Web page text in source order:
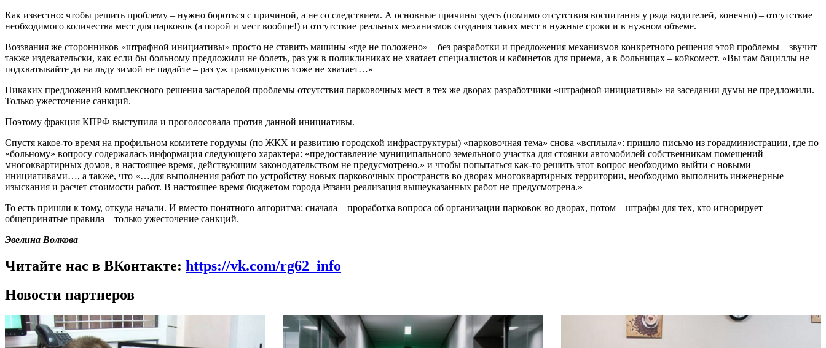
Как известно: чтобы решить проблему – нужно бороться с причиной, а не со следствием. А основные причины здесь (помимо отсутствия воспитания у ряда водителей, конечно) – отсутствие
необходимого количества мест для парковок (а порой и мест вообще!) и отсутствие реальных механизмов создания таких мест в нужные сроки и в нужном объеме.
Воззвания же сторонников «штрафной инициативы» просто не ставить машины «где не положено» – без разработки и предложения механизмов конкретного решения этой проблемы – звучит
также издевательски, как если бы больному предложили не болеть, раз уж в поликлиниках не хватает специалистов и кабинетов для приема, а в больницах – койкомест. «Вы там бациллы не
подхватывайте да на льду зимой не падайте – раз уж травмпунктов тоже не хватает…»
Никаких предложений комплексного решения застарелой проблемы отсутствия парковочных мест в тех же дворах разработчики «штрафной инициативы» на заседании думы не предложили.
Только ужесточение санкций.
Поэтому фракция КПРФ выступила и проголосовала против данной инициативы.
Спустя какое-то время на профильном комитете гордумы (по ЖКХ и развитию городской инфраструктуры) «парковочная тема» снова «всплыла»: пришло письмо из горадминистрации, где по
«больному» вопросу содержалась информация следующего характера: «предоставление муниципального земельного участка для стоянки автомобилей собственникам помещений
многоквартирных домов, в настоящее время, действующим законодательством не предусмотрено.» и чтобы попытаться как-то решить этот вопрос необходимо выйти с новыми
инициативами…, а также, что «…для выполнения работ по устройству новых парковочных пространств во дворах многоквартирных территории, необходимо выполнить инженерные
изыскания и расчет стоимости работ. В настоящее время бюджетом города Рязани реализация вышеуказанных работ не предусмотрена.»
То есть пришли к тому, откуда начали. И вместо понятного алгоритма: сначала – проработка вопроса об организации парковок во дворах, потом – штрафы для тех, кто игнорирует
общепринятые правила – только ужесточение санкций.
Эвелина Волкова
Читайте нас в ВКонтакте: https://vk.com/rg62_info
Новости партнеров